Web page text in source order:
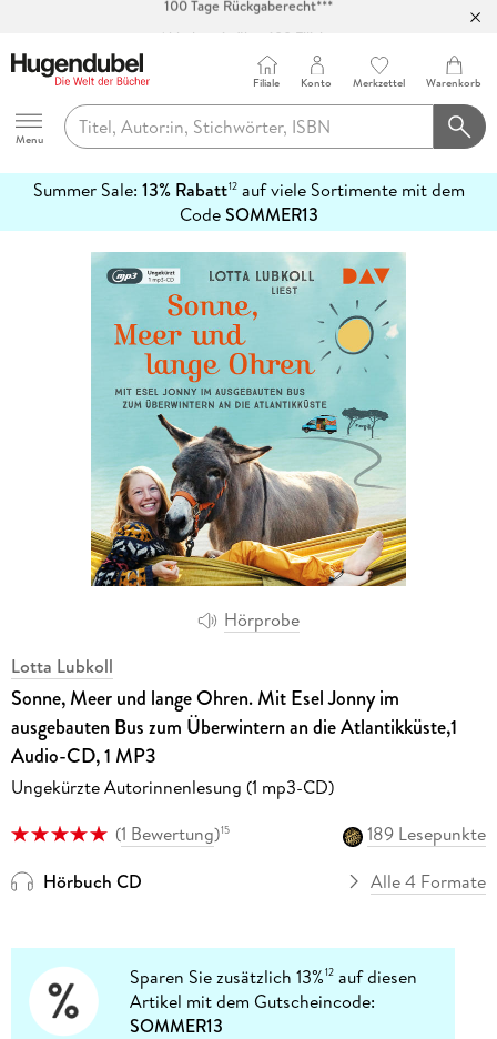
Hugendubel
Menu
Filiale Konto Merkzettel Warenkorb
Summer Sale: 13% Rabatt12auf viele Sortimente mit dem
CodeSOMMER13
erfahren
Hörprobe
Lotta Lubkoll
Sonne, Meer und lange Ohren. Mit Esel Jonny im
ausgebauten Bus zum Überwintern an die Atlantikküste,1
Audio-CD, 1 MP3
Ungekürzte Autorinnenlesung (1 mp3-CD)
(1 Bewertung)15
189 Lesepunkte
Hörbuch CD
Alle 4 Formate
Sparen Sie zusätzlich 13%12 auf diesen
Artikel mit dem Gutscheincode:
SOMMER13